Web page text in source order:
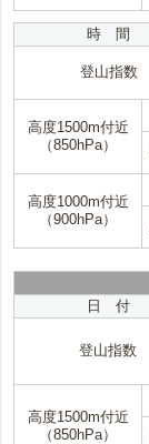
時 間
登山指数
高度1500m付近
（850hPa）
高度1000m付近
（900hPa）
日 付
登山指数
高度1500m付近
（850hPa）